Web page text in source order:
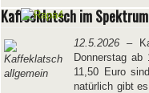
Kaffeeklatsch im
12.5.2026–
Donnerstag
11,50 Euro
natürlich gibt